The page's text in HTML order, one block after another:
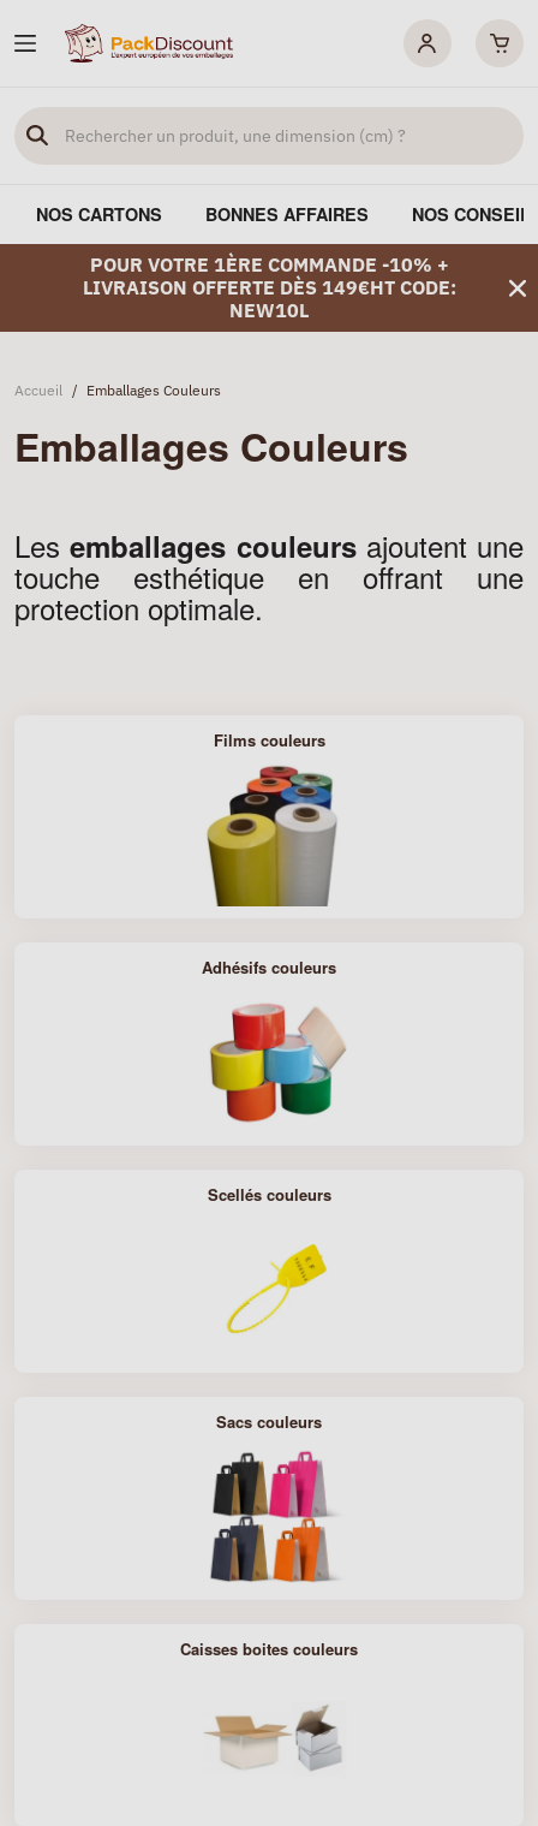
NOS CARTONS BONNES AFFAIRES NOS
POUR VOTRE 1ÈRE COMMANDE -10% +
LIVRAISON OFFERTE DÈS 149€HT CODE:
NEW10L
Accueil / Emballages Couleurs
Emballages Couleurs
Lesemballages couleursajoutent une
touche esthétique en offrant une
protection optimale.
Films couleurs
Adhésifs couleurs
Scellés couleurs
Sacs couleurs
Caisses boites couleurs